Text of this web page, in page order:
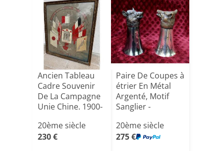
Ancien Tableau
Cadre Souvenir
De La Campagne
Unie Chine. 1900-
20ème siècle
230 €
Paire De Coupes à
étrier En Métal
Argenté, Motif
Sanglier -
20ème siècle
275 €